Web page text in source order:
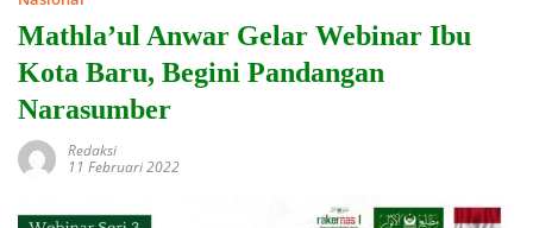
Mathla’ul Anwar Gelar Webinar Ibu
Kota Baru, Begini Pandangan
Narasumber
Redaksi
11 Februari 2022